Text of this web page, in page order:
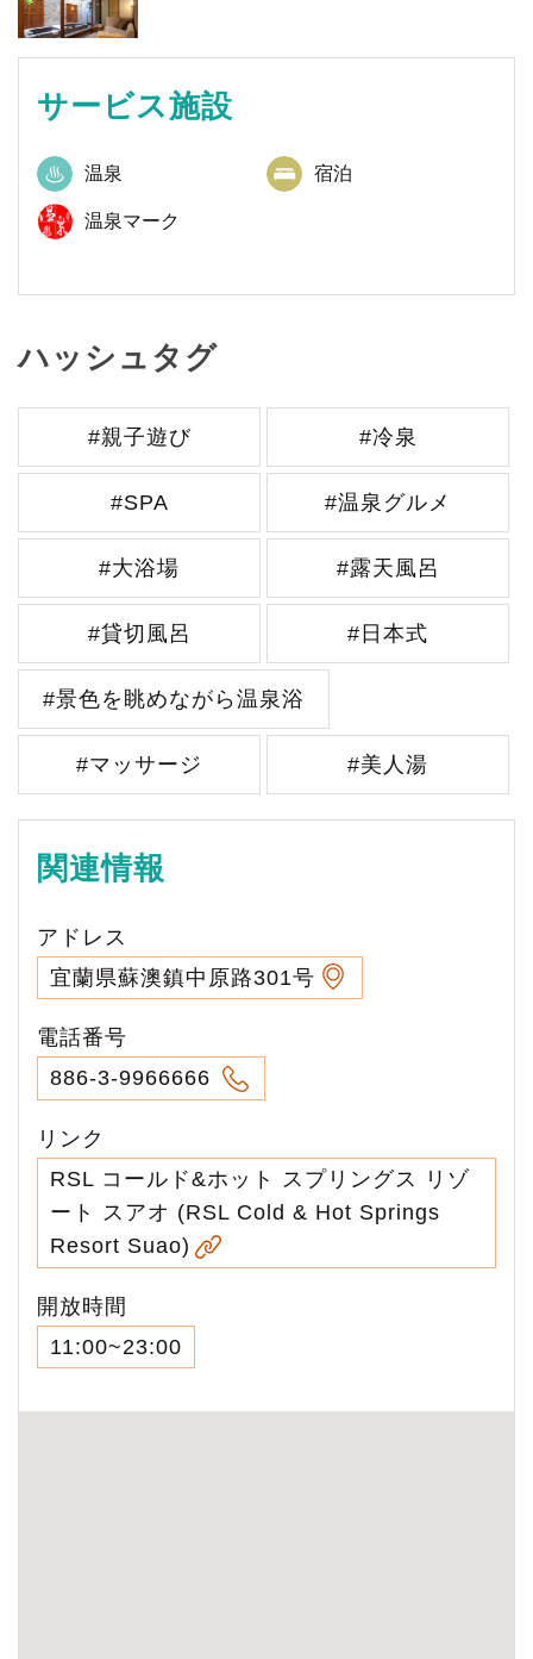
サービス施設
温泉 宿泊
温泉マーク
ハッシュタグ
#親子遊び #冷泉
#SPA #温泉グルメ
#大浴場 #露天風呂
#貸切風呂 #日本式
#景色を眺めながら温泉浴
#マッサージ #美人湯
関連情報
アドレス
宜蘭県蘇澳鎮中原路301号
電話番号
886-3-9966666
リンク
RSL コールド&ホット スプリングス リゾ
ート スアオ (RSL Cold & Hot Springs
Resort Suao)
開放時間
11:00~23:00